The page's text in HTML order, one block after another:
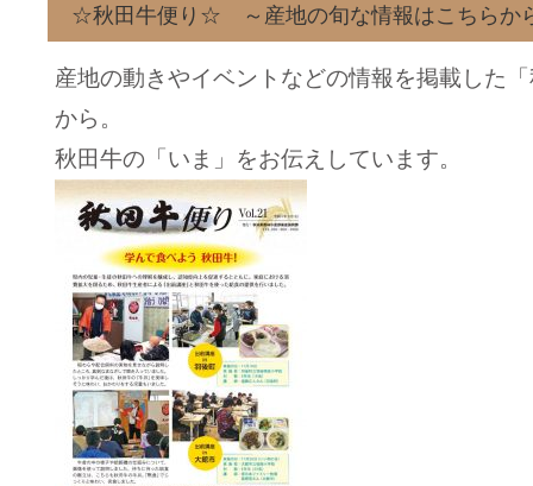
☆秋田牛便り☆ ～産地の旬な情報はこちらか
産地の動きやイベントなどの情報を掲載した
から。
秋田牛の「いま」をお伝えしています。